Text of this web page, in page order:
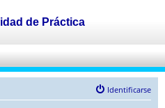
Identificarse